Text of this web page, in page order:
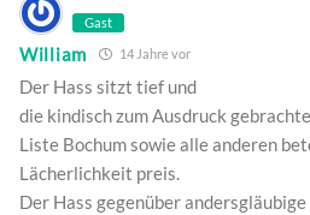
Gast
William 14 Jahre vor
Der Hass sitzt tief und
die kindisch zum Ausdruck
Liste Bochum sowie alle anderen
Lächerlichkeit preis.
Der Hass gegenüber andersgläubige